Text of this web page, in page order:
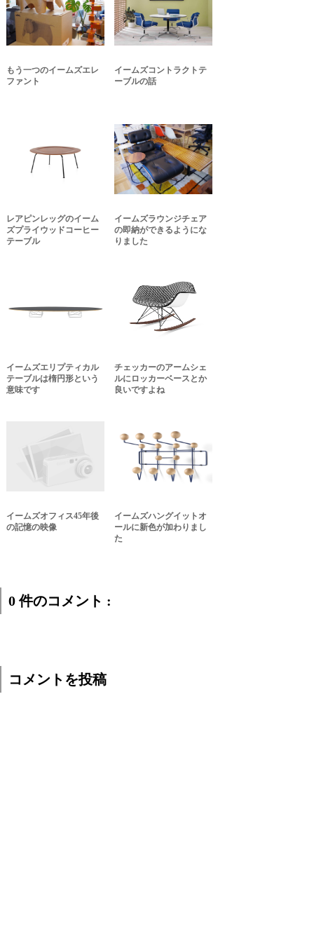
もう一つのイームズエレ
ファント
イームズコントラクトテ
ーブルの話
レアピンレッグのイーム
ズプライウッドコーヒー
テーブル
イームズラウンジチェア
の即納ができるようにな
りました
イームズエリプティカル
テーブルは楕円形という
意味です
チェッカーのアームシェ
ルにロッカーベースとか
良いですよね
イームズオフィス45年後
の記憶の映像
イームズハングイットオ
ールに新色が加わりまし
た
0 件のコメント :
コメントを投稿